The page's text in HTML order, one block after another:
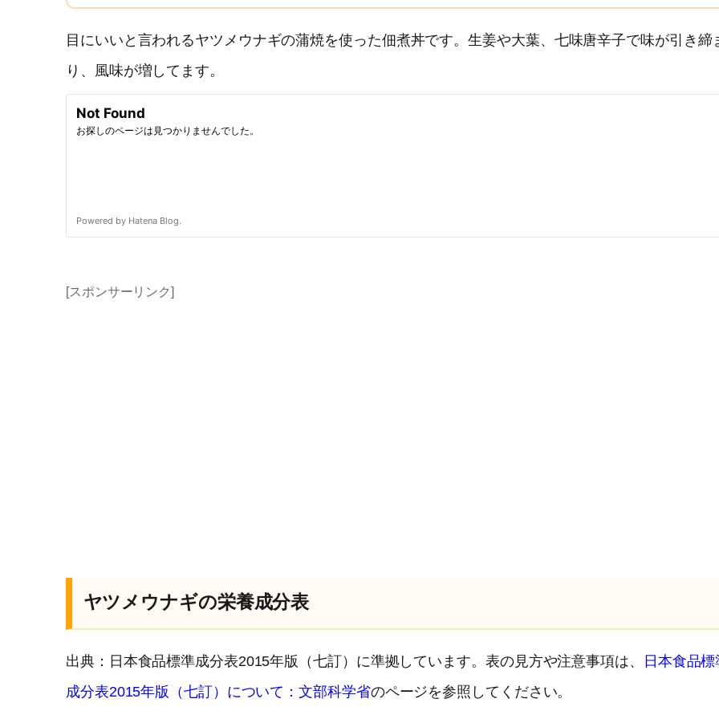
目にいいと言われるヤツメウナギの蒲焼を使った佃煮丼です。生姜や大葉、七味唐辛子で味が引き締
り、風味が増してます。
[スポンサーリンク]
ヤツメウナギの栄養成分表
出典：日本食品標準成分表2015年版（七訂）に準拠しています。表の見方や注意事項は、
日本食品標
成分表2015年版（七訂）について：文部科学省のページを参照してください。